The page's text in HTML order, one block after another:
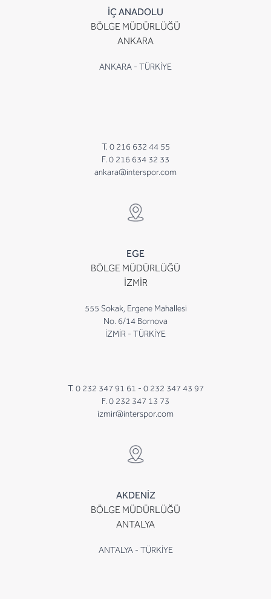
İÇ ANADOLU
BÖLGE MÜDÜRLÜĞÜ
ANKARA
ANKARA - TÜRKİYE
T. 0 216 632 44 55
F. 0 216 634 32 33
ankara@interspor.com
EGE
BÖLGE MÜDÜRLÜĞÜ
İZMİR
555 Sokak, Ergene Mahallesi
No. 6/14 Bornova
İZMİR - TÜRKİYE
T. 0 232 347 91 61 - 0 232 347 43 97
F. 0 232 347 13 73
izmir@interspor.com
AKDENİZ
BÖLGE MÜDÜRLÜĞÜ
ANTALYA
ANTALYA - TÜRKİYE